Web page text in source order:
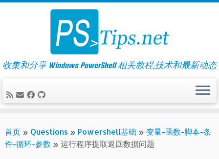
Skip
收集和分享 Windows PowerShell 相关教程,技术和最新动态
首页 » Questions » Powershell基础 » 变量-函数-脚本-条
件-循环-参数 » 运行程序提取返回数据问题